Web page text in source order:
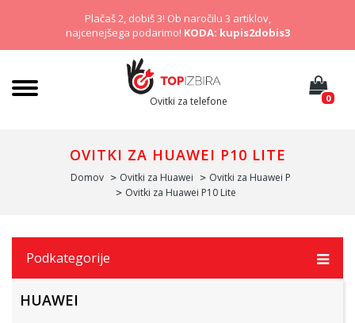
Plačaš 2, dobiš 3! Ob naročilu 3 artiklov,
najcenejšega podarimo! KODA: kupis2dobis3
Ovitki za telefone 0
OVITKI ZA HUAWEI P10 LITE
Domov Ovitki za Huawei
Ovitki za Huawei P
Ovitki za Huawei P10 Lite
Podkategorije
HUAWEI